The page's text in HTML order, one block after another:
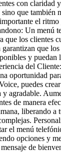
con claridad
que también
el
Un menú
que los clientes
que los
y puedan
del
oportunidad
puedes
agradable.
de manera
liberando a
el menú
opciones y
de